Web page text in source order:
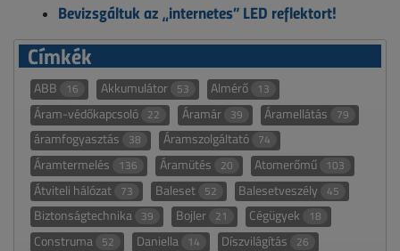
Bevizsgáltuk az „internetes” LED reflektort!
Címkék
ABB 16 Akkumulátor 53 Almérő 13
Áram-védőkapcsoló 22 Áramár 39 Áramellátás 79
áramfogyasztás 38 Áramszolgáltató 74
Áramtermelés 136 Áramütés 20 Atomerőmű 103
Átviteli hálózat 73 Baleset 52 Balesetveszély 45
Biztonságtechnika 39 Bojler 21 Cégügyek 18
Construma 52 Daniella 14 Díszvilágítás 26